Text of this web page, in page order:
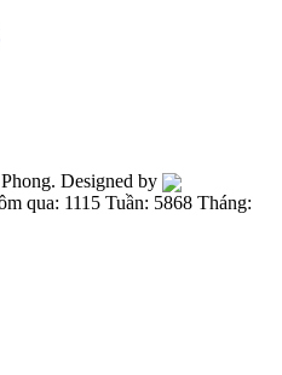
Designed by
qua: 1115 Tuần: 5868 Tháng: